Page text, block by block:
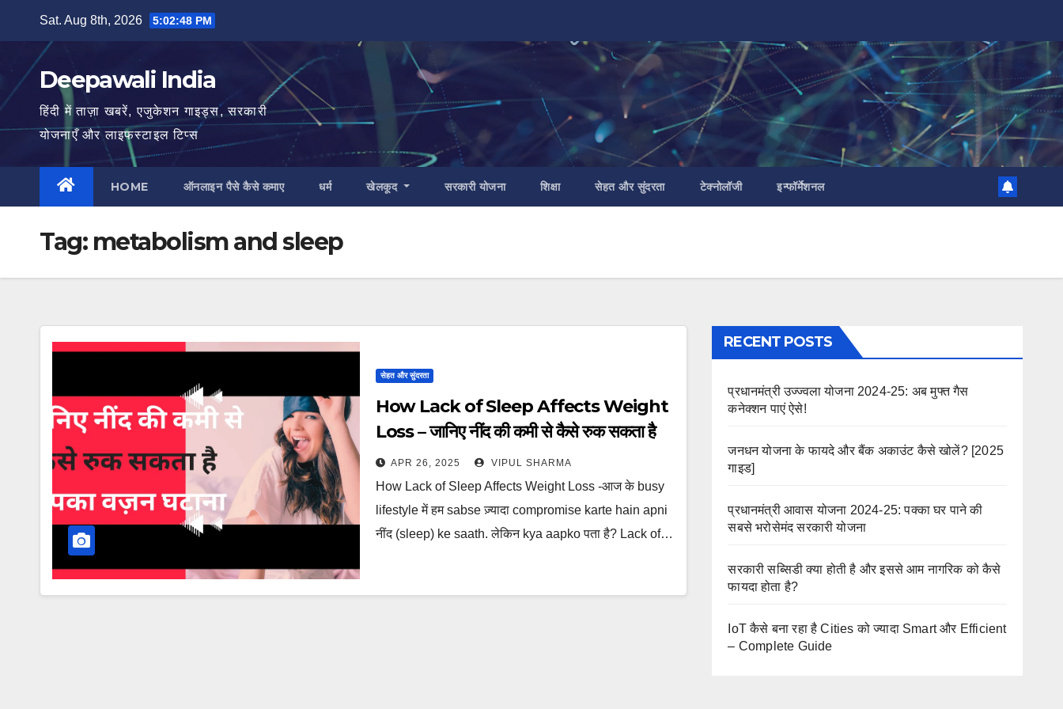
content
Sat. Aug 8th, 2026 5:02:49 PM
Deepawali India
हिंदी में ताज़ा खबरें, एजुकेशन गाइड्स, सरकारी
योजनाएँ और लाइफस्टाइल टिप्स
HOME ऑनलाइन पैसे कैसे कमाए धर्म खेलकूद सरकारी योजना शिक्षा सेहत और सुंदरता टेक्नोलॉजी इन्फॉर्मेशनल
Tag: metabolism and sleep
सेहत और सुंदरता
How Lack of Sleep Affects Weight
Loss – जानिए नींद की कमी से कैसे रुक सकता है
आपका वज़न घटाना
APR 26, 2025 VIPUL SHARMA
How Lack of Sleep Affects Weight Loss -आज के busy
lifestyle में हम sabse ज़्यादा compromise karte hain apni
नींद (sleep) ke saath. लेकिन kya aapko पता है? Lack of…
RECENT POSTS
प्रधानमंत्री उज्ज्वला योजना 2024-25: अब मुफ्त गैस
कनेक्शन पाएं ऐसे!
जनधन योजना के फायदे और बैंक अकाउंट कैसे खोलें? [2025
गाइड]
प्रधानमंत्री आवास योजना 2024-25: पक्का घर पाने की
सबसे भरोसेमंद सरकारी योजना
सरकारी सब्सिडी क्या होती है और इससे आम नागरिक को कैसे
फायदा होता है?
IoT कैसे बना रहा है Cities को ज्यादा Smart और Efficient
– Complete Guide